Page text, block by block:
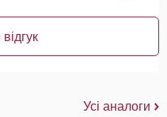
Усі аналоги